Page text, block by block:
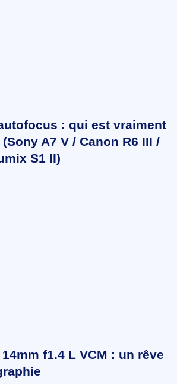
: qui est vraiment
A7 V / Canon R6 III /
S1 II)
f1.4 L VCM : un rêve